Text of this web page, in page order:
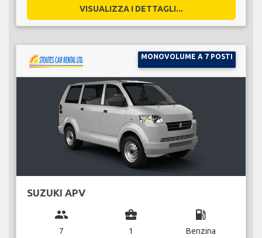
VISUALIZZA I DETTAGLI...
MONOVOLUME A 7 POSTI
SUZUKI APV
group
7
business_center
1
local_gas_station
Benzina